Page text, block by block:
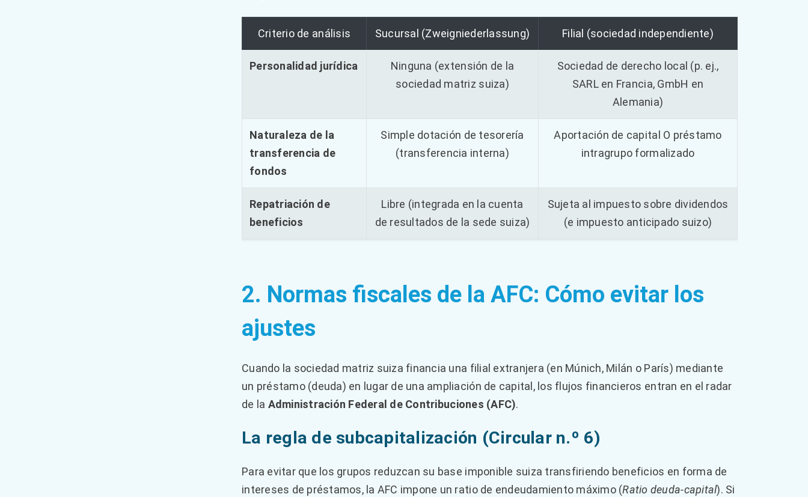
Criterio de análisis Sucursal (Zweigniederlassung) Filial (sociedad independiente)
Personalidad jurídica
Ninguna (extensión de la
sociedad matriz suiza)
Sociedad de derecho local (p. ej.,
SARL en Francia, GmbH en
Alemania)
Naturaleza de la
transferencia de
fondos
Simple dotación de tesorería
(transferencia interna)
Aportación de capital O préstamo
intragrupo formalizado
Repatriación de
beneficios
Libre (integrada en la cuenta
de resultados de la sede suiza)
Sujeta al impuesto sobre dividendos
(e impuesto anticipado suizo)
2. Normas fiscales de la AFC: Cómo evitar los
ajustes
Cuando la sociedad matriz suiza financia una filial extranjera (en Múnich, Milán o París) mediante
un préstamo (deuda) en lugar de una ampliación de capital, los flujos financieros entran en el radar
de la Administración Federal de Contribuciones (AFC).
La regla de subcapitalización (Circular n.º 6)
Para evitar que los grupos reduzcan su base imponible suiza transfiriendo beneficios en forma de
intereses de préstamos, la AFC impone un ratio de endeudamiento máximo (Ratio deuda-capital). Si